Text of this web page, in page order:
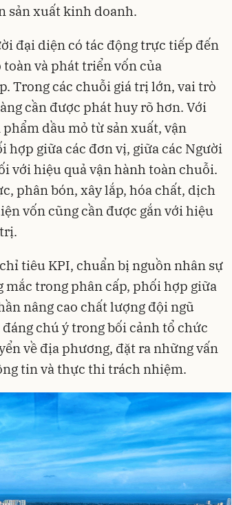
sản xuất kinh doanh.
đại diện có tác động trực tiếp đến
toàn và phát triển vốn của
Trong các chuỗi giá trị lớn, vai trò
cần được phát huy rõ hơn. Với
dầu mỏ từ sản xuất, vận
hợp giữa các đơn vị, giữa các Người
với hiệu quả vận hành toàn chuỗi.
phân bón, xây lắp, hóa chất, dịch
vốn cũng cần được gắn với hiệu
tiêu KPI, chuẩn bị nguồn nhân sự
mắc trong phân cấp, phối hợp giữa
nâng cao chất lượng đội ngũ
chú ý trong bối cảnh tổ chức
về địa phương, đặt ra những vấn
tin và thực thi trách nhiệm.